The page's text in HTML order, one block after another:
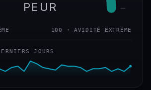
PEUR
100 · AVIDITÉ EXTRÊME
JOURS